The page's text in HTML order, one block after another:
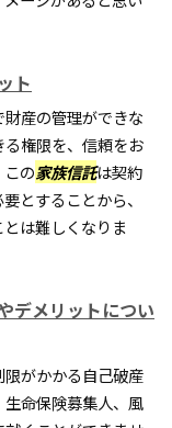
ト
産の管理ができな
権限を、信頼をお
の家族信託は契約
とすることから、
は難しくなりま
デメリットについ
がかかる自己破産
命保険募集人、風